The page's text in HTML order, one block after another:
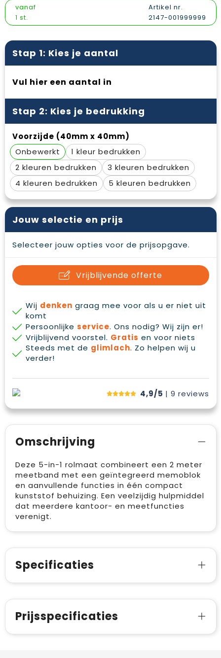
Gilets
Spellen voor binnen en buiten
Sport
Promotietassen
Reistassen
Schoudertassen
Sporttassen
Strandtassen
Tablettassen
Toilettassen
Waterbestendige tassen
Duffeltassen
Goodiebags
Reflecterende vesten
Regenkleding
Sweaters
T-Shirts
Veiligheidssignalering en Verlichting
Veiligheidsvesten en Veiligheidshesjes
Vesten
Gehoorbescherming
Oog- en gelaatsbescherming
Restauranttextiel
E.H.B.O.
Ademhalingsbescherming
vanaf
1 st.
Artikel nr.
2147-001999999
Stap 1: Kies je aantal
Vul hier een aantal in
Stap 2: Kies je bedrukking
Voorzijde (40mm x 40mm)
Onbewerkt
1
2
3
4
5
Jouw selectie en prijs
Selecteer jouw opties voor de prijsopgave.
Vrijblijvende offerte
Wij denken graag mee voor als u er niet uit
komt
Persoonlijke service. Ons nodig? Wij zijn er!
Vrijblijvend voorstel. Gratis en voor niets
Steeds met de glimlach. Zo helpen wij u
verder!
4,9/5 | 9 reviews
Omschrijving
Deze 5-in-1 rolmaat combineert een 2 meter
meetband met een geïntegreerd memoblok
en aanvullende functies in één compact
kunststof behuizing. Een veelzijdig hulpmiddel
dat meerdere kantoor- en meetfuncties
verenigt.
Specificaties
Prijsspecificaties